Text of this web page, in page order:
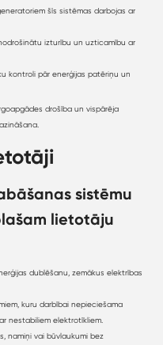
šīs sistēmas darbojas ar
izturību un uzticamību ar
kontroli pār enerģijas patēriņu un
drošība un vispārēja
sistēmu
lietotāju
dublēšanu, zemākus elektrības
kuru darbībai nepieciešama
nestabiliem elektrotīkliem.
namiņi vai būvlaukumi bez